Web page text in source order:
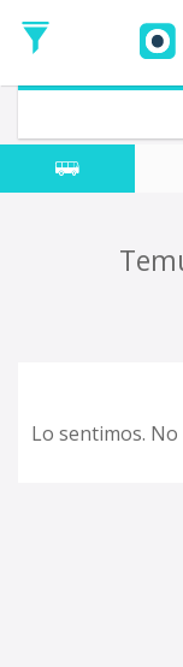
de
Ida
Fecha
de
Lo sentimos.